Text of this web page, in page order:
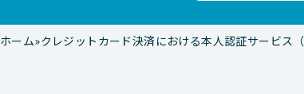
ホーム クレジットカード決済における本人認証サービス